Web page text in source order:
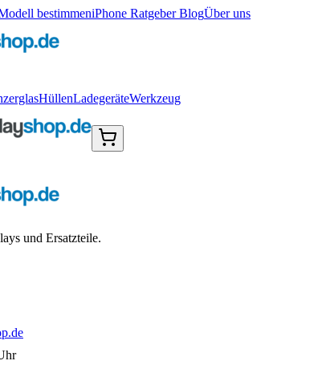
bestimmeniPhone Ratgeber BlogÜber uns
HüllenLadegeräteWerkzeug
und Ersatzteile.